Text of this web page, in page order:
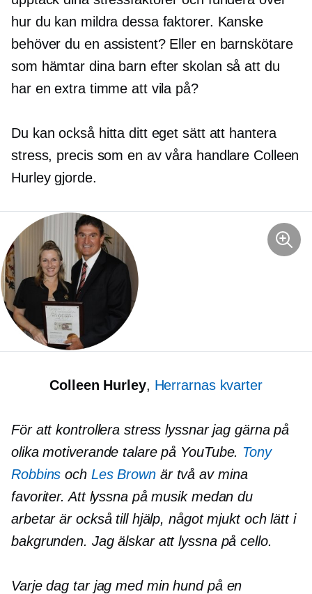
hur du kan mildra dessa faktorer. Kanske
behöver du en assistent? Eller en barnskötare
som hämtar dina barn efter skolan så att du
har en extra timme att vila på?
Du kan också hitta ditt eget sätt att hantera
stress, precis som en av våra handlare Colleen
Hurley gjorde.
Colleen Hurley, Herrarnas kvarter
För att kontrollera stress lyssnar jag gärna på
olika motiverande talare på YouTube. Tony
Robbins och Les Brownär två av mina
favoriter. Att lyssna på musik medan du
arbetar är också till hjälp, något mjukt och lätt i
bakgrunden. Jag älskar att lyssna på cello.
Varje dag tar jag med min hund på en